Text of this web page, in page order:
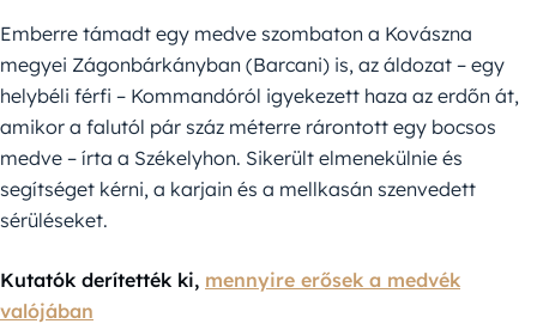
Emberre támadt egy medve szombaton a Kovászna
megyei Zágonbárkányban (Barcani) is, az áldozat – egy
helybéli férfi – Kommandóról igyekezett haza az erdőn át,
amikor a falutól pár száz méterre rárontott egy bocsos
medve – írta a Székelyhon. Sikerült elmenekülnie és
segítséget kérni, a karjain és a mellkasán szenvedett
sérüléseket.
Kutatók derítették ki, mennyire erősek a medvék
valójában